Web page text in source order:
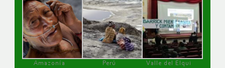
Amazonía
Perú
Valle del Elqui